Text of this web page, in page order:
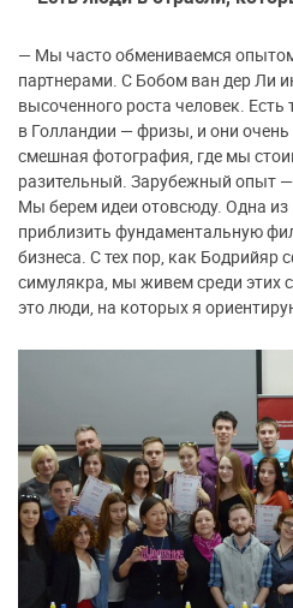
— Мы часто обмениваемся
партнерами. С Бобом ван дер Ли
высоченного роста человек. Есть
в Голландии — фризы, и они
смешная фотография, где мы
разительный. Зарубежный опыт —
Мы берем идеи отовсюду. Одна из
приблизить фундаментальную
бизнеса. С тех пор, как Бодрийяр
симулякра, мы живем среди
это люди, на которых я